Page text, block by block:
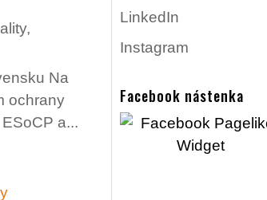
,
Na
ochrany
a...
LinkedIn
Instagram
Facebook nástenka